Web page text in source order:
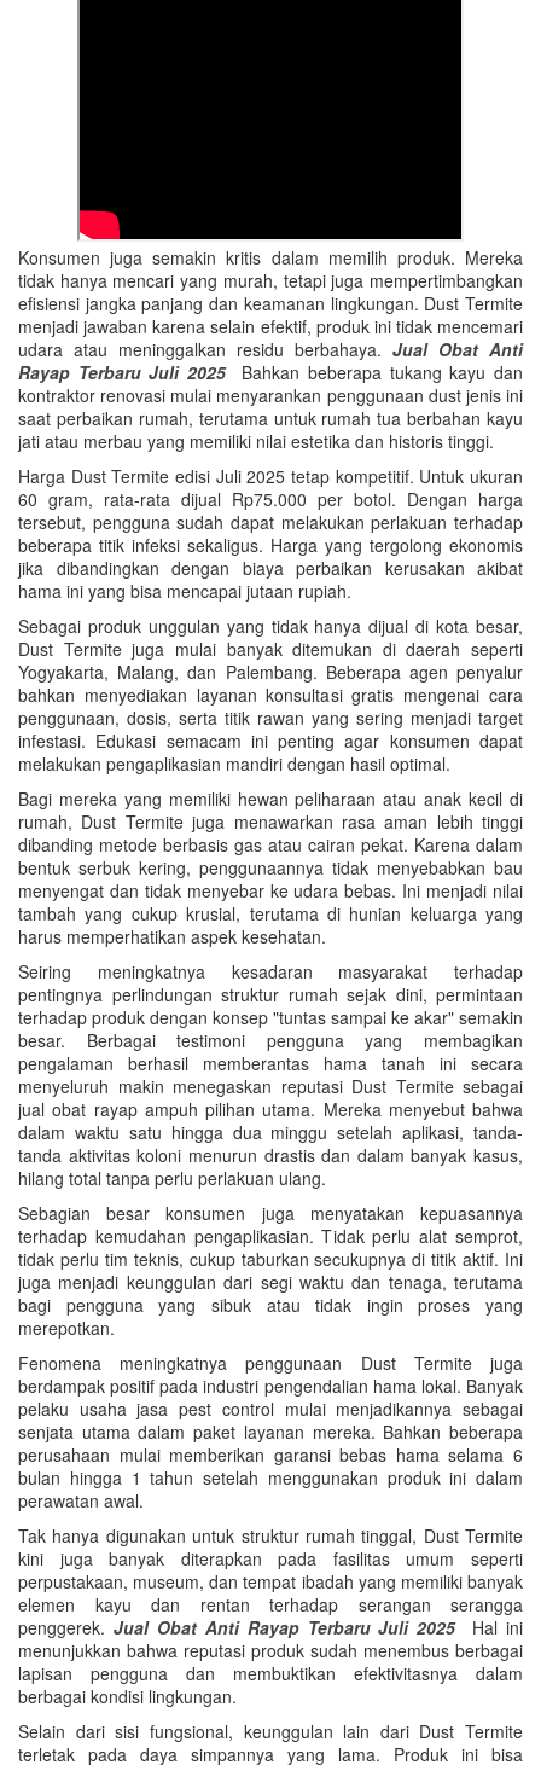
Konsumen juga semakin kritis dalam memilih produk. Mereka
tidak hanya mencari yang murah, tetapi juga mempertimbangkan
efisiensi jangka panjang dan keamanan lingkungan. Dust Termite
menjadi jawaban karena selain efektif, produk ini tidak mencemari
udara atau meninggalkan residu berbahaya. Jual Obat Anti
Rayap Terbaru Juli 2025Bahkan beberapa tukang kayu dan
kontraktor renovasi mulai menyarankan penggunaan dust jenis ini
saat perbaikan rumah, terutama untuk rumah tua berbahan kayu
jati atau merbau yang memiliki nilai estetika dan historis tinggi.
Harga Dust Termite edisi Juli 2025 tetap kompetitif. Untuk ukuran
60 gram, rata-rata dijual Rp75.000 per botol. Dengan harga
tersebut, pengguna sudah dapat melakukan perlakuan terhadap
beberapa titik infeksi sekaligus. Harga yang tergolong ekonomis
jika dibandingkan dengan biaya perbaikan kerusakan akibat
hama ini yang bisa mencapai jutaan rupiah.
Sebagai produk unggulan yang tidak hanya dijual di kota besar,
Dust Termite juga mulai banyak ditemukan di daerah seperti
Yogyakarta, Malang, dan Palembang. Beberapa agen penyalur
bahkan menyediakan layanan konsultasi gratis mengenai cara
penggunaan, dosis, serta titik rawan yang sering menjadi target
infestasi. Edukasi semacam ini penting agar konsumen dapat
melakukan pengaplikasian mandiri dengan hasil optimal.
Bagi mereka yang memiliki hewan peliharaan atau anak kecil di
rumah, Dust Termite juga menawarkan rasa aman lebih tinggi
dibanding metode berbasis gas atau cairan pekat. Karena dalam
bentuk serbuk kering, penggunaannya tidak menyebabkan bau
menyengat dan tidak menyebar ke udara bebas. Ini menjadi nilai
tambah yang cukup krusial, terutama di hunian keluarga yang
harus memperhatikan aspek kesehatan.
Seiring meningkatnya kesadaran masyarakat terhadap
pentingnya perlindungan struktur rumah sejak dini, permintaan
terhadap produk dengan konsep "tuntas sampai ke akar" semakin
besar. Berbagai testimoni pengguna yang membagikan
pengalaman berhasil memberantas hama tanah ini secara
menyeluruh makin menegaskan reputasi Dust Termite sebagai
jual obat rayap ampuh pilihan utama. Mereka menyebut bahwa
dalam waktu satu hingga dua minggu setelah aplikasi, tanda-
tanda aktivitas koloni menurun drastis dan dalam banyak kasus,
hilang total tanpa perlu perlakuan ulang.
Sebagian besar konsumen juga menyatakan kepuasannya
terhadap kemudahan pengaplikasian. Tidak perlu alat semprot,
tidak perlu tim teknis, cukup taburkan secukupnya di titik aktif. Ini
juga menjadi keunggulan dari segi waktu dan tenaga, terutama
bagi pengguna yang sibuk atau tidak ingin proses yang
merepotkan.
Fenomena meningkatnya penggunaan Dust Termite juga
berdampak positif pada industri pengendalian hama lokal. Banyak
pelaku usaha jasa pest control mulai menjadikannya sebagai
senjata utama dalam paket layanan mereka. Bahkan beberapa
perusahaan mulai memberikan garansi bebas hama selama 6
bulan hingga 1 tahun setelah menggunakan produk ini dalam
perawatan awal.
Tak hanya digunakan untuk struktur rumah tinggal, Dust Termite
kini juga banyak diterapkan pada fasilitas umum seperti
perpustakaan, museum, dan tempat ibadah yang memiliki banyak
elemen kayu dan rentan terhadap serangan serangga
penggerek. Jual Obat Anti Rayap Terbaru Juli 2025Hal ini
menunjukkan bahwa reputasi produk sudah menembus berbagai
lapisan pengguna dan membuktikan efektivitasnya dalam
berbagai kondisi lingkungan.
Selain dari sisi fungsional, keunggulan lain dari Dust Termite
terletak pada daya simpannya yang lama. Produk ini bisa